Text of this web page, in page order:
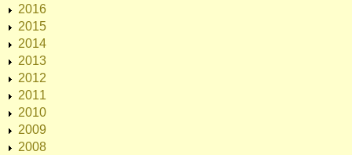
2016
2015
2014
2013
2012
2011
2010
2009
2008